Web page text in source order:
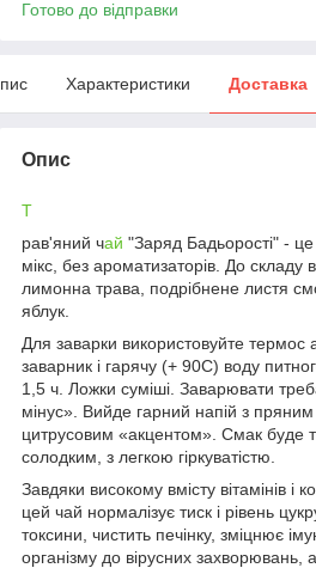
Готово до відправки
Характеристики Доставка
Опис
Т
рав'яний чай "Заряд Бадьорості" -
мікс, без ароматизаторів. До складу
лимонна трава, подрібнене листя
яблук.
Для заварки використовуйте термос
заварник і гарячу (+ 90С) воду
1,5 ч. Ложки суміші. Заварювати
мінус». Вийде гарний напій з
цитрусовим «акцентом». Смак буде
солодким, з легкою гіркуватістю.
Завдяки високому вмісту вітамінів і
цей чай нормалізує тиск і рівень
токсини, чистить печінку, зміцнює
організму до вірусних захворювань,